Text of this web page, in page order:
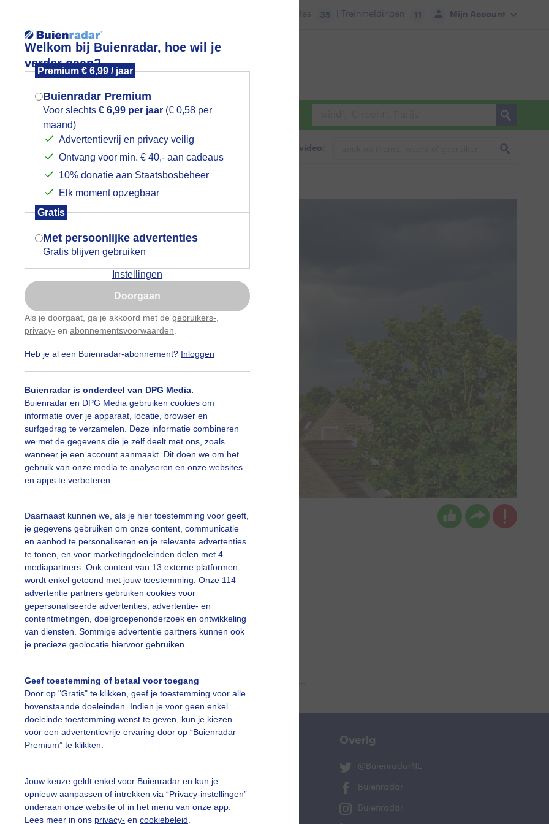
Welkom bij Buienradar, hoe wil je
verder gaan?
Premium € 6,99 / jaar
Buienradar Premium
Voor slechts € 6,99 per jaar (€ 0,58 per
maand)
Advertentievrij en privacy veilig
Ontvang voor min. € 40,- aan cadeaus
10% donatie aan Staatsbosbeheer
Elk moment opzegbaar
Gratis
Met persoonlijke advertenties
Gratis blijven gebruiken
Instellingen
Doorgaan
Als je doorgaat, ga je akkoord met de gebruikers-
privacy- en abonnementsvoorwaarden
Heb je al een Buienradar-abonnement? Inloggen
Buienradar is onderdeel van DPG Media.
Buienradar en DPG Media gebruiken cookies om
informatie over je apparaat, locatie, browser en
surfgedrag te verzamelen. Deze informatie combineren
we met de gegevens die je zelf deelt met ons, zoals
wanneer je een account aanmaakt. Dit doen we om het
gebruik van onze media te analyseren en onze websites
en apps te verbeteren.
Daarnaast kunnen we, als je hier toestemming voor geeft,
je gegevens gebruiken om onze content, communicatie
en aanbod te personaliseren en je relevante advertenties
te tonen, en voor marketingdoeleinden delen met 4
mediapartners. Ook content van 13 externe platformen
wordt enkel getoond met jouw toestemming. Onze 114
advertentie partners gebruiken cookies voor
gepersonaliseerde advertenties, advertentie- en
contentmetingen, doelgroepenonderzoek en ontwikkeling
van diensten. Sommige advertentie partners kunnen ook
je precieze geolocatie hiervoor gebruiken.
Geef toestemming of betaal voor toegang
Door op "Gratis" te klikken, geef je toestemming voor alle
bovenstaande doeleinden. Indien je voor geen enkel
doeleinde toestemming wenst te geven, kun je kiezen
voor een advertentievrije ervaring door op “Buienradar
Premium” te klikken.
Jouw keuze geldt enkel voor Buienradar en kun je
opnieuw aanpassen of intrekken via “Privacy-instellingen”
onderaan onze website of in het menu van onze app.
Lees meer in ons privacy- en cookiebeleid
Mijn Account
Files 35 | Treinmeldingen 11
Foto en video Weerzine
Zoeken in foto & video:
Jolanda Pelkmans Gemaakt: 09-06-2026, 72x bekeken
Regenboog
slideshow
Een moment geduld aub...
vragen
Mijn weer Overig
@BuienradarNL
Buienradar
Buienradar
Mogen we je locatie gebruiken voor
het weer?
Indien je hier nog geen akkoord op hebt
gegeven, verschijnt er zo een pop-up uit
je browser waarin deze toestemming
gevraagd wordt.
Is goed, toon de popup
Nu niet, misschien later
Gebruik je Safari en wil je niet elke dag deze pop-up
Klikhierom dit aan te passen